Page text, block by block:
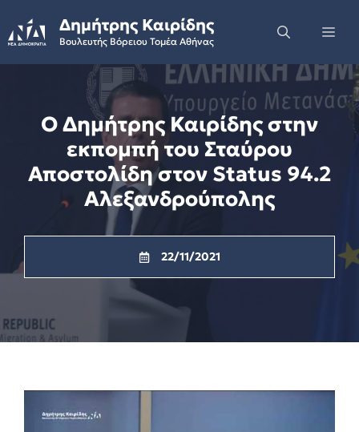
to
content
Δημήτρης Καιρίδης
Βουλευτής Βόρειου Τομέα Αθήνας
Ο Δημήτρης Καιρίδης στην
εκπομπή του Σταύρου
Αποστολίδη στον Status 94.2
Αλεξανδρούπολης
22/11/2021